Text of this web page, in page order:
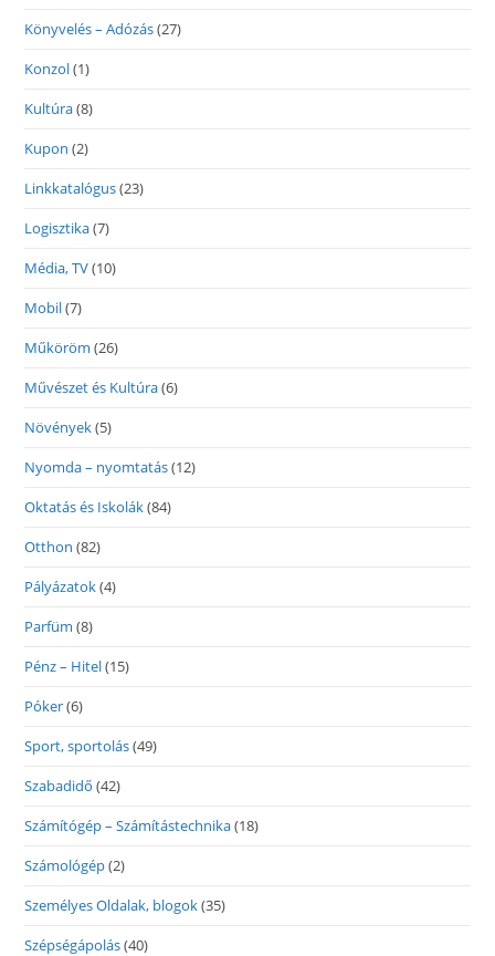
Könyvelés – Adózás(27)
Konzol(1)
Kultúra(8)
Kupon (2)
Linkkatalógus(23)
Logisztika(7)
Média, TV(10)
Mobil(7)
Műköröm (26)
Művészet és Kultúra(6)
Növények(5)
Nyomda – nyomtatás(12)
Oktatás és Iskolák(84)
Otthon (82)
Pályázatok(4)
Parfüm (8)
Pénz – Hitel(15)
Póker(6)
Sport, sportolás(49)
Szabadidő (42)
Számítógép – Számítástechnika(18)
Számológép(2)
Személyes Oldalak, blogok(35)
Szépségápolás(40)